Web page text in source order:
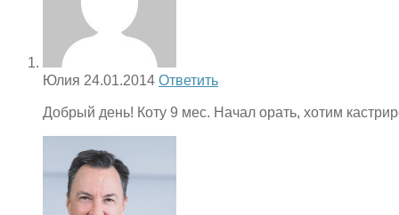
Юлия 24.01.2014 Ответить
Добрый день! Коту 9 мес. Начал орать, хотим